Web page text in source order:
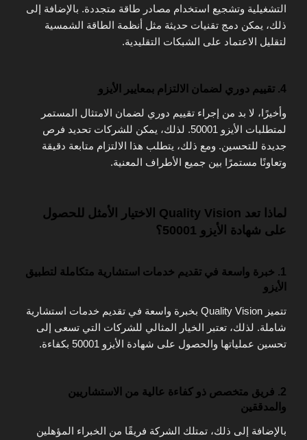
التشغيلية وتشجيع استخدام مصادر طاقة متجددة. بالإضافة إلى
ذلك، يمكن دمج تقنيات حديثة مثل أنظمة الطاقة الشمسية
لتقليل الاعتماد على الشبكات التقليدية.
4. تقييم دوري لضمان الالتزام بمعايير الأيزو
وأخيرًا، لا بد من إجراء تقييم دوري لضمان الامتثال المستمر
لمتطلبات الأيزو 50001. لذلك، يمكن للشركات تحديد فرص
جديدة للتحسين. ومع ذلك، يتطلب هذا الالتزام متابعة دقيقة
وتعاونًا مستمرًا بين جميع الأطراف المعنية.
لماذا تعد Quality Vision الاختيار الأمثل للحصول
على شهادة الأيزو 50001؟
1. خبرة واسعة في تقديم خدمات استشارية متكاملة لتطبيق
الأيزو
تتميز Quality Vision بخبرة واسعة في تقديم خدمات استشارية
شاملة. لذلك، تعتبر الخيار المثالي للشركات التي تسعى إلى
تحسين عملياتها والحصول على شهادة الأيزو 50001 بكفاءة.
2. فريق متخصص ذو كفاءة عالية من الاستشاريين
والمدققين
بالإضافة إلى ذلك، تمتلك الشركة فريقًا من الخبراء المؤهلين